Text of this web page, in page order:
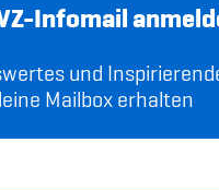
Infomail
und
Mailbox erhalten